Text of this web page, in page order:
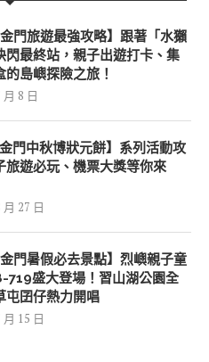
門旅遊最強攻略】跟著「水獺
閃最終站，親子出遊打卡、集
的島嶼探險之旅！
月 8 日
門中秋博狀元餅】系列活動攻
旅遊必玩、機票大獎等你來
月 27 日
門暑假必去景點】烈嶼親子童
719盛大登場！習山湖公園全
屯囝仔熱力開唱
月 15 日